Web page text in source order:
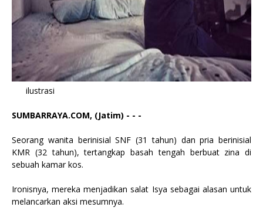
ilustrasi
SUMBARRAYA.COM, (Jatim) - - -
Seorang wanita berinisial SNF (31 tahun) dan pria berinisial
KMR (32 tahun), tertangkap basah tengah berbuat zina di
sebuah kamar kos.
Ironisnya, mereka menjadikan salat Isya sebagai alasan untuk
melancarkan aksi mesumnya.